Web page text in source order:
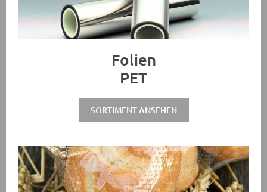
Folien
PET
SORTIMENT ANSEHEN